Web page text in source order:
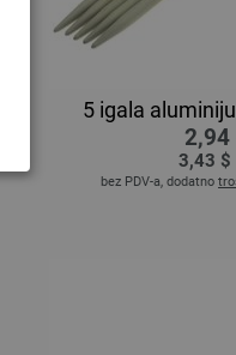
5 igala
2,94
3,43 $
bez PDV-a, dodatno